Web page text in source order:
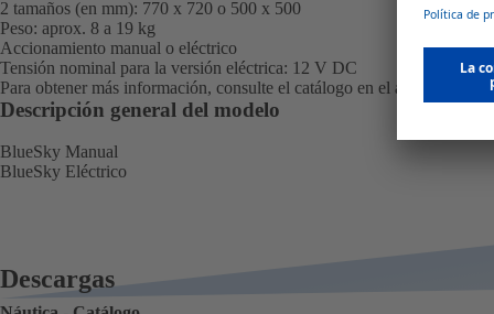
2 tamaños (en mm): 770 x 720 o 500 x 500
Peso: aprox. 8 a 19 kg
Accionamiento manual o eléctrico
Tensión nominal para la versión eléctrica: 12 V DC
Para obtener más información, consulte el catálogo en el área de
Descripción general del modelo
BlueSky Manual
BlueSky Eléctrico
Descargas